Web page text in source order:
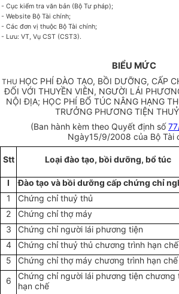
- Cục kiểm tra văn bản (Bộ Tư pháp);
- Website Bộ Tài chính;
- Các đơn vị thuộc Bộ Tài chính;
- Lưu: VT, Vụ CST (CST3).
BIỂU MỨC
THU HỌC PHÍ ĐÀO TẠO, BỒI DƯỠNG, CẤP
ĐỐI VỚI THUYỀN VIÊN, NGƯỜI LÁI
NỘI ĐỊA; HỌC PHÍ BỔ TÚC NÂNG HẠNG
TRƯỞNG PHƯƠNG TIỆN
(Ban hành kèm theo Quyết định số
Ngày15/9/2008 của Bộ Tài
Stt Loại đào tạo, bồi dưỡng, bổ túc
I
Đào tạo và bồi dưỡng cấp chứng chỉ
1
Chứng chỉ thuỷ thủ
2
Chứng chỉ thợ máy
3
Chứng chỉ người lái phương tiện
4
Chứng chỉ thuỷ thủ chương trình hạn chế
5
Chứng chỉ thợ máy chương trình hạn chế
6
Chứng chỉ người lái phương tiện chương
hạn chế